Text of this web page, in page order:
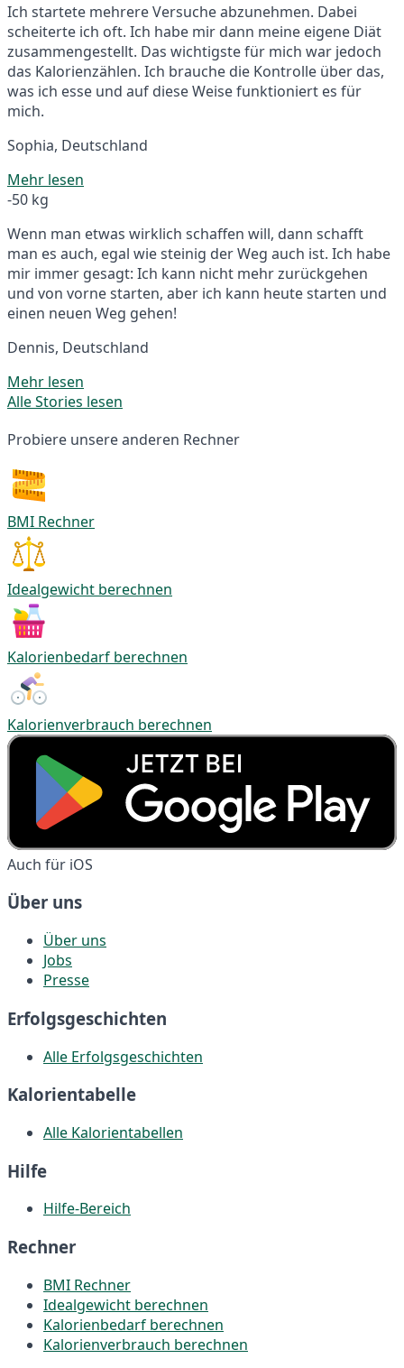
Ich startete mehrere Versuche abzunehmen. Dabei
scheiterte ich oft. Ich habe mir dann meine eigene Diät
zusammengestellt. Das wichtigste für mich war jedoch
das Kalorienzählen. Ich brauche die Kontrolle über das,
was ich esse und auf diese Weise funktioniert es für
mich.
Sophia, Deutschland
Mehr lesen
-50 kg
Wenn man etwas wirklich schaffen will, dann schafft
man es auch, egal wie steinig der Weg auch ist. Ich habe
mir immer gesagt: Ich kann nicht mehr zurückgehen
und von vorne starten, aber ich kann heute starten und
einen neuen Weg gehen!
Dennis, Deutschland
Mehr lesen
Alle Stories lesen
Probiere unsere anderen Rechner
BMI Rechner
Idealgewicht berechnen
Kalorienbedarf berechnen
Kalorienverbrauch berechnen
Auch für iOS
Über uns
Über uns
Jobs
Presse
Erfolgsgeschichten
Alle Erfolgsgeschichten
Kalorientabelle
Alle Kalorientabellen
Hilfe
Hilfe-Bereich
Rechner
BMI Rechner
Idealgewicht berechnen
Kalorienbedarf berechnen
Kalorienverbrauch berechnen